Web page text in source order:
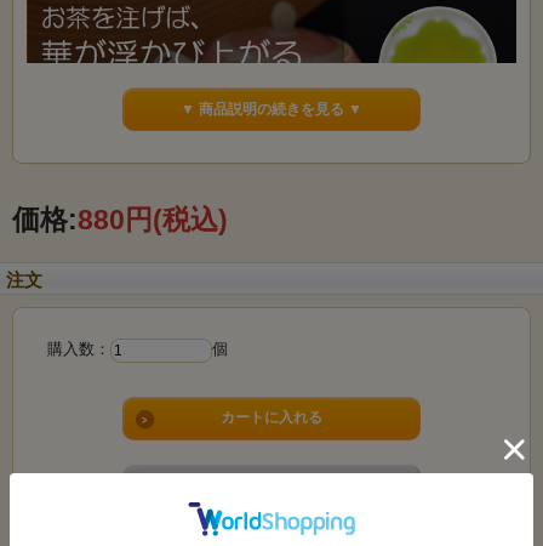
▼ 商品説明の続きを見る ▼
価格:880円(税込)
注文
購入数： 個